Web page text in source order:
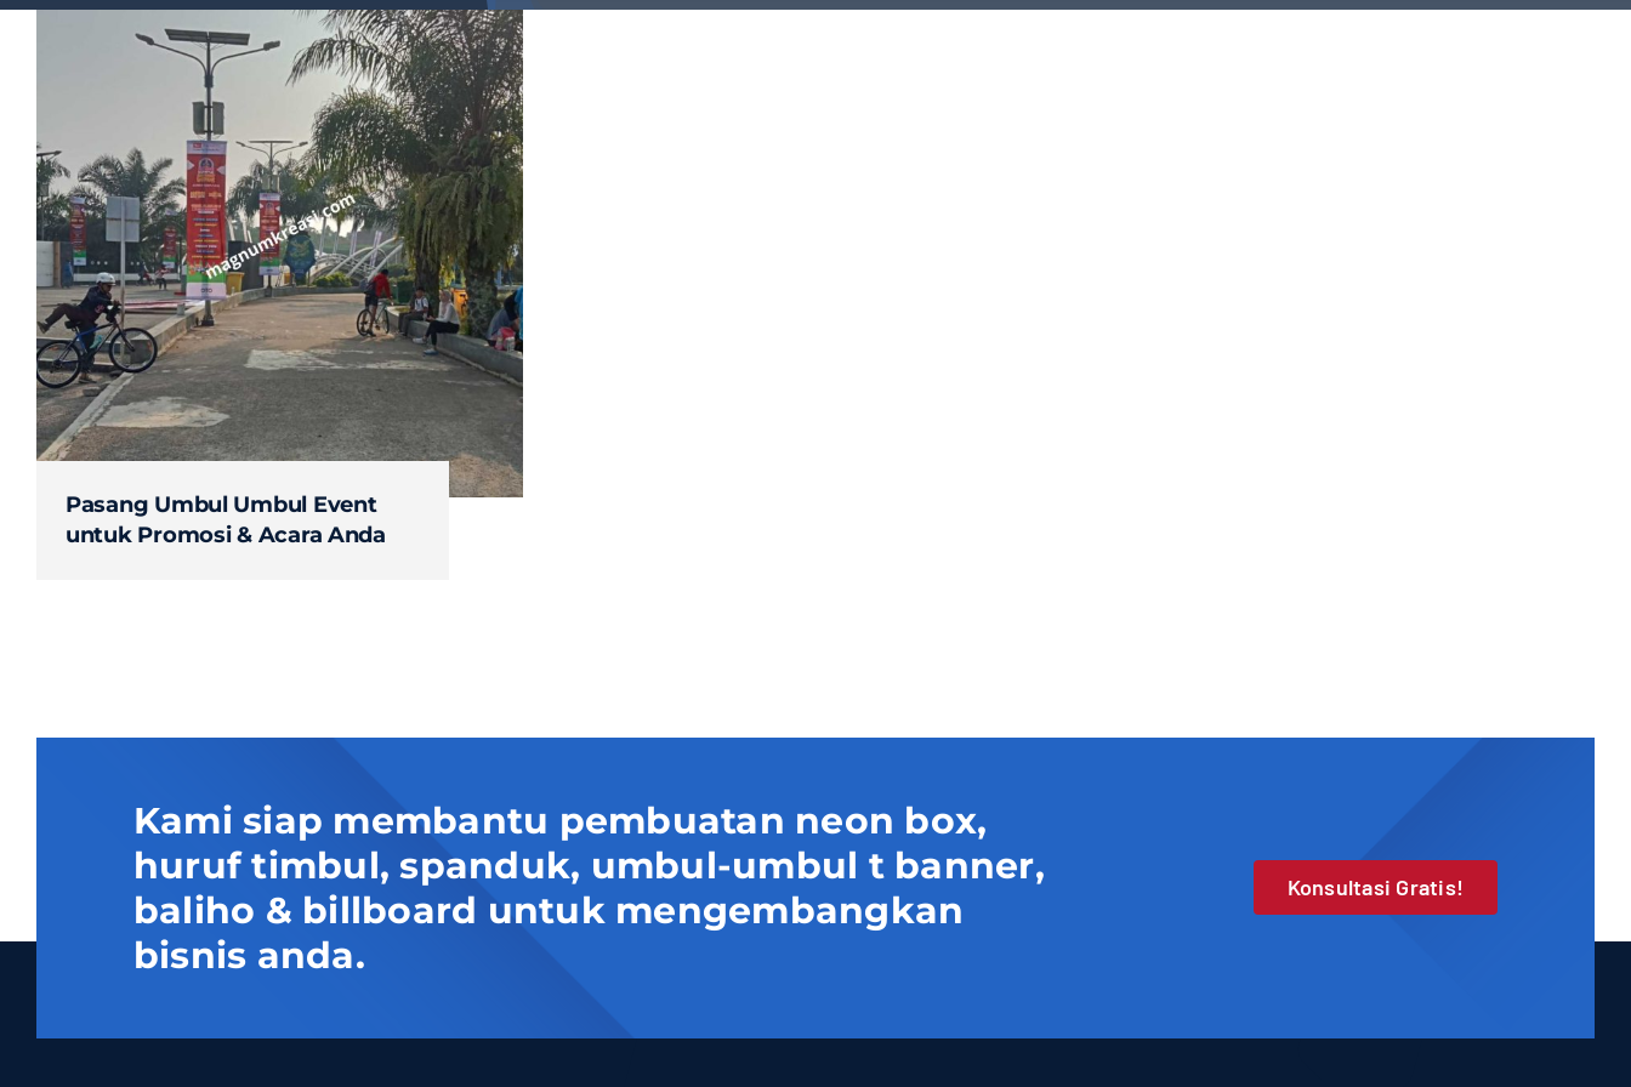
Pasang Umbul Umbul Event
untuk Promosi & Acara Anda
Kami siap membantu pembuatan neon box,
huruf timbul, spanduk, umbul-umbul t banner,
baliho & billboard untuk mengembangkan
bisnis anda.
Konsultasi Gratis!